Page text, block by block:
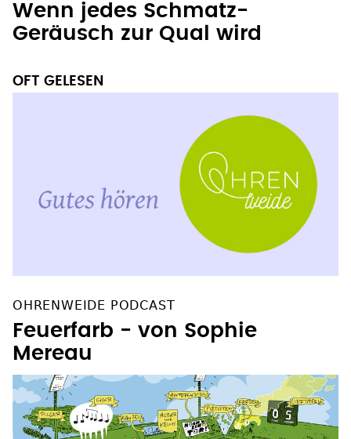
Wenn jedes Schmatz-
Geräusch zur Qual wird
OFT GELESEN
OHRENWEIDE PODCAST
Feuerfarb - von Sophie
Mereau